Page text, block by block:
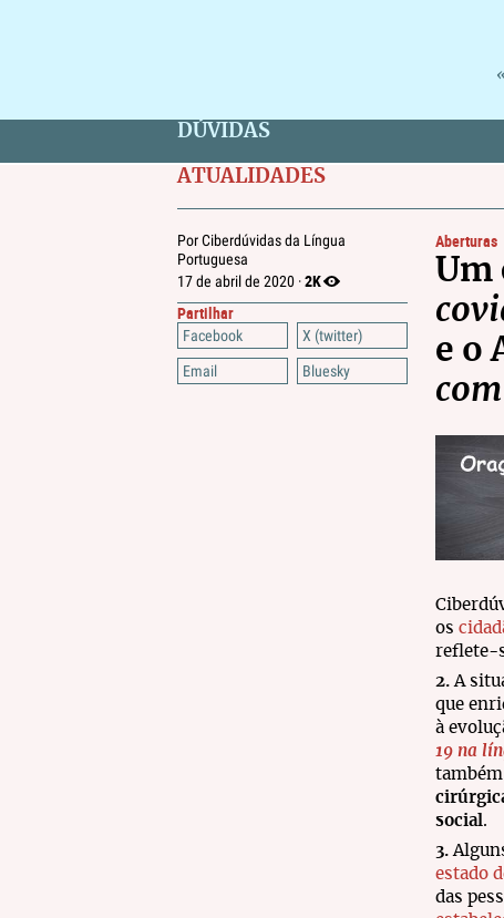
DÚVIDAS
ATUALIDADES
Por Ciberdúvidas da Língua
Portuguesa
17 de abril de 2020 ·2K
Partilhar
Facebook
X (twitter)
Email
Bluesky
Aberturas
Um
e o
os
reflete-
2.A
que
à
19 na
social.
3.
estado
das